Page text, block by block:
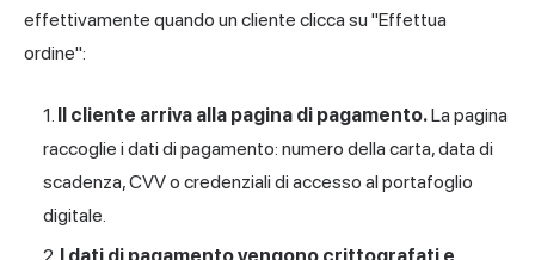
effettivamente quando un cliente clicca su "Effettua
ordine":
Il cliente arriva alla pagina di pagamento.La pagina
raccoglie i dati di pagamento: numero della carta, data di
scadenza, CVV o credenziali di accesso al portafoglio
digitale.